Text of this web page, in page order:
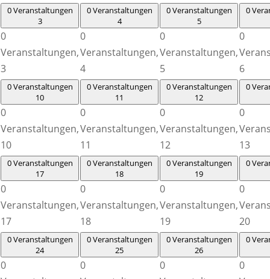
0 Veranstaltungen
3
0
Veranstaltungen,
3
0 Veranstaltungen
4
0
Veranstaltungen,
4
0 Veranstaltungen
5
0
Veranstaltungen,
5
0
0
6
0 Veranstaltungen
10
0
Veranstaltungen,
10
0 Veranstaltungen
11
0
Veranstaltungen,
11
0 Veranstaltungen
12
0
Veranstaltungen,
12
0
0
13
0 Veranstaltungen
17
0
Veranstaltungen,
17
0 Veranstaltungen
18
0
Veranstaltungen,
18
0 Veranstaltungen
19
0
Veranstaltungen,
19
0
0
20
0 Veranstaltungen
24
0
0 Veranstaltungen
25
0
0 Veranstaltungen
26
0
0
0